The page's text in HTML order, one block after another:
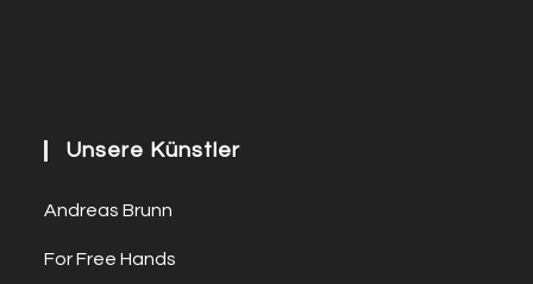
Unsere Künstler
Andreas Brunn
For Free Hands